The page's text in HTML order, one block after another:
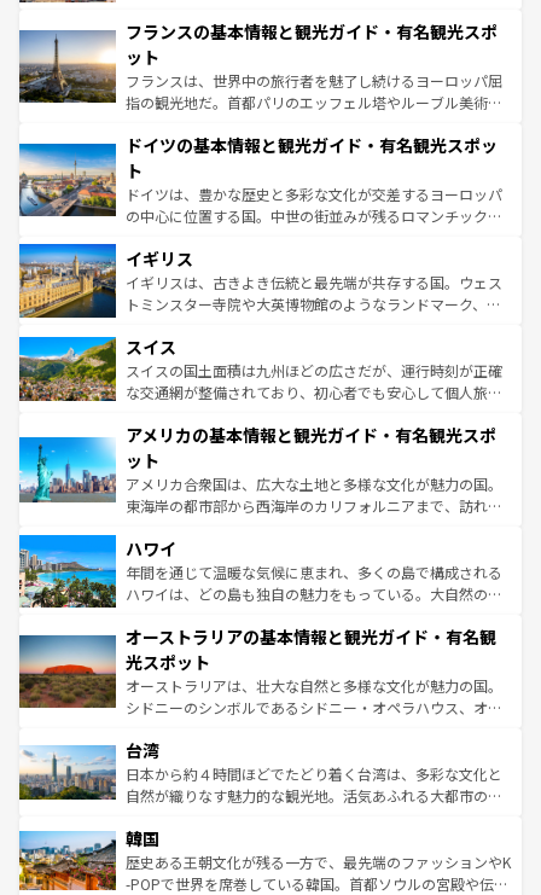
ませてくれるイタリアで、忘れられない旅をしてみよう！
なお、新着のイタリア情報は
しい。
文化が根付くこの国では、情熱的なフラメンコ、熱気あふ
れる闘牛、そして美味しいタパスが生活の一部となってい
る。首都マドリードの洗練された雰囲気や、バルセロナの
アートに溢れた街角から、地方では古代ローマ遺跡や中世
せる。地方によって風土や気候が異なるスペインはその個
ンテンツ一覧 を参照してほしい。
フランスの基本情報と観光ガイド・有名観光スポ
ット
フランスは、世界中の旅行者を魅了し続けるヨーロッパ屈
指の観光地だ。首都パリのエッフェル塔やルーブル美術館
で、幅広い魅力が詰まっている。華麗な宮殿、歴史的な大
聖堂、美しいビーチ、そして豊かな自然が、訪れる者を心
から魅了する。また、フランスは美食の国としても知ら
れ、フランス料理はユネスコ無形文化遺産にも登録されて
香り高いラベンダー畑など、多彩な楽しみ方が可能だ。さ
らに、パリ以外の地域にも魅力が溢れており、どの街角に
も豊かな歴史と文化が息づいている。パリ以外の個性あふ
を参照してほしい。
ドイツの基本情報と観光ガイド・有名観光スポッ
ト
ドイツは、豊かな歴史と多彩な文化が交差するヨーロッパ
の中心に位置する国。中世の街並みが残るロマンチック街
顔を持つこの国は、どこを歩いても飽きることがない。ベ
ルリンの文化的活気、バイエルン州のアルプスの絶景、そ
してライン川沿いのワイン畑といった風景は必見。ビール
は、お酒好きな人にはぜひ体験してほしい。 なお、新着の
ドイツ情報はコンテンツ一覧を参照してほしい。
イギリス
イギリスは、古きよき伝統と最先端が共存する国。ウェス
トミンスター寺院や大英博物館のようなランドマーク、歴
リアごとに異なる魅力がある。また、優雅なアフタヌーン
ティー、ビール好きにはたまらない英国パブ、サッカー観
戦など、本場だからこそできる体験も豊富。イギリスを旅
ンツ一覧を参照してほしい。
スイス
スイスの国土面積は九州ほどの広さだが、運行時刻が正確
な交通網が整備されており、初心者でも安心して個人旅行
の建物がそのまま残る町や、スイスならではのユニークな
博物館もあり、アルプス観光だけでなく町歩きも満喫する
ことができる。国民の所得が高いため物価も高いが、旅行
者向けの交通パス提供のサービスもあり、うまく活用すれ
着のスイス情報は
アメリカの基本情報と観光ガイド・有名観光スポ
ット
アメリカ合衆国は、広大な土地と多様な文化が魅力の国。
東海岸の都市部から西海岸のカリフォルニアまで、訪れる
のような巨大都市は、観光、ショッピング、エンターテイ
ンメントが詰まった刺激的なスポットだ。一方、アメリカ
西部には大自然が広がり、グランドキャニオンやイエロー
部のニューオーリンズでは、音楽と美食が融合した独特の
文化が魅力。旅行者はアメリカの各地域で異なる魅力を楽
しみながら、その多様性と豊かな歴史を感じることができ
るだろう。車でのロードトリップや列車の旅も、アメリカ
情報は
ハワイ
年間を通じて温暖な気候に恵まれ、多くの島で構成される
ハワイは、どの島も独自の魅力をもっている。大自然の神
ワイ島は見逃せない。また、定番の観光地といえばオアフ
島だが、静かな自然を求めるならマウイ島やカウアイ島が
おすすめ。エメラルドグリーンに輝く海をはじめ、豊かな
文化や歴史が息づいている。「アロハスピリット」と呼ば
人々、おいしいローカルフードやハワイアンミュージッ
ク、伝統的なフラダンスなど、すべてがハワイの魅力を彩
っている。訪れるたびに新しい発見と感動が待っているハ
はコンテンツ一覧
オーストラリアの基本情報と観光ガイド・有名観
光スポット
オーストラリアは、壮大な自然と多様な文化が魅力の国。
シドニーのシンボルであるシドニー・オペラハウス、オー
リアリーフや大陸中央部にそびえるウルル（エアーズロッ
ク）、タスマニアの美しい原生林やケアンズの熱帯雨林な
ど、見どころがたくさん。また、カフェやワイン、オージ
いる。アクティビティも充実しており、サーフィンやダイ
ビング、ハイキングなど、アウトドア好きにはたまらな
い。オーストラリアの多彩な魅力を存分に味わいつくそ
台湾
日本から約４時間ほどでたどり着く台湾は、多彩な文化と
自然が織りなす魅力的な観光地。活気あふれる大都市の台
ン）、静ひつな山岳地帯である台湾東部など、都市の喧騒
と山間の静けさが共存しており、訪れる人に新しい発見と
驚きをもたらしてくれる。また、奥深い台湾の食文化も魅
韓国
歴史ある王朝文化が残る一方で、最先端のファッションやK
-POPで世界を席巻している韓国。首都ソウルの宮殿や伝統